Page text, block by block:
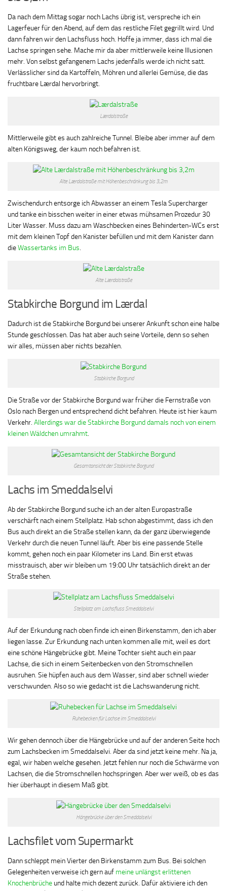
Da nach dem Mittag sogar noch Lachs übrig ist, verspreche ich ein
Lagerfeuer für den Abend, auf dem das restliche Filet gegrillt wird. Und
dann fahren wir den Lachsfluss hoch. Hoffe ja immer, dass ich mal die
Lachse springen sehe. Mache mir da aber mittlerweile keine Illusionen
mehr. Von selbst gefangenem Lachs jedenfalls werde ich nicht satt.
Verlässlicher sind da Kartoffeln, Möhren und allerlei Gemüse, die das
fruchtbare Lærdal hervorbringt.
Lærdalstraße
Mittlerweile gibt es auch zahlreiche Tunnel. Bleibe aber immer auf dem
alten Königsweg, der kaum noch befahren ist.
Alte Lærdalstraße mit Höhenbeschränkung bis 3,2m
Zwischendurch entsorge ich Abwasser an einem Tesla Supercharger
und tanke ein bisschen weiter in einer etwas mühsamen Prozedur 30
Liter Wasser. Muss dazu am Waschbecken eines Behinderten-WCs erst
mit dem kleinen Topf den Kanister befüllen und mit dem Kanister dann
dieWassertanks im Bus.
Alte Lærdalstraße
Stabkirche Borgund im Lærdal
Dadurch ist die Stabkirche Borgund bei unserer Ankunft schon eine halbe
Stunde geschlossen. Das hat aber auch seine Vorteile, denn so sehen
wir alles, müssen aber nichts bezahlen.
Stabkirche Borgund
Die Straße vor der Stabkirche Borgund war früher die Fernstraße von
Oslo nach Bergen und entsprechend dicht befahren. Heute ist hier kaum
Verkehr. Allerdings war die Stabkirche Borgund damals noch von einem
kleinen Wäldchen umrahmt.
Gesamtansicht der Stabkirche Borgund
Lachs im Smeddalselvi
Ab der Stabkirche Borgund suche ich an der alten Europastraße
verschärft nach einem Stellplatz. Hab schon abgestimmt, dass ich den
Bus auch direkt an die Straße stellen kann, da der ganz überwiegende
Verkehr durch die neuen Tunnel läuft. Aber bis eine passende Stelle
kommt, gehen noch ein paar Kilometer ins Land. Bin erst etwas
misstrauisch, aber wir bleiben um 19:00 Uhr tatsächlich direkt an der
Straße stehen.
Stellplatz am Lachsfluss Smeddalselvi
Auf der Erkundung nach oben finde ich einen Birkenstamm, den ich aber
liegen lasse. Zur Erkundung nach unten kommen alle mit, weil es dort
eine schöne Hängebrücke gibt. Meine Tochter sieht auch ein paar
Lachse, die sich in einem Seitenbecken von den Stromschnellen
ausruhen. Sie hüpfen auch aus dem Wasser, sind aber schnell wieder
verschwunden. Also so wie gedacht ist die Lachswanderung nicht.
Ruhebecken für Lachse im Smeddalselvi
Wir gehen dennoch über die Hängebrücke und auf der anderen Seite hoch
zum Lachsbecken im Smeddalselvi. Aber da sind jetzt keine mehr. Na ja,
egal, wir haben welche gesehen. Jetzt fehlen nur noch die Schwärme von
Lachsen, die die Stromschnellen hochspringen. Aber wer weiß, ob es das
hier überhaupt in diesem Maß gibt.
Hängebrücke über den Smeddalselvi
Lachsfilet vom Supermarkt
Dann schleppt mein Vierter den Birkenstamm zum Bus. Bei solchen
Gelegenheiten verweise ich gern auf meine unlängst erlittenen
Knochenbrüche und halte mich dezent zurück. Dafür aktiviere ich den